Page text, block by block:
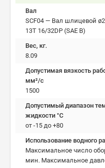
Вал
SCF04 — Вал шлицевой
13T 16/32DP (SAE B)
Вес, кг.
8.09
Допустимая вязкость
мм²/c
1500
Допустимый диапазон
жидкости °C
от -15 до +80
Использование водного
Максимальное число
мин. Максимальное